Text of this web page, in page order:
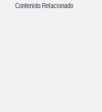
Contenido Relacionado